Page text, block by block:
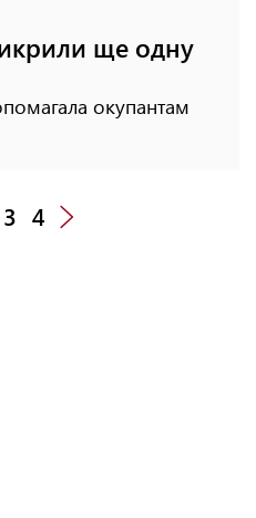
ще одну
окупантам
3 4